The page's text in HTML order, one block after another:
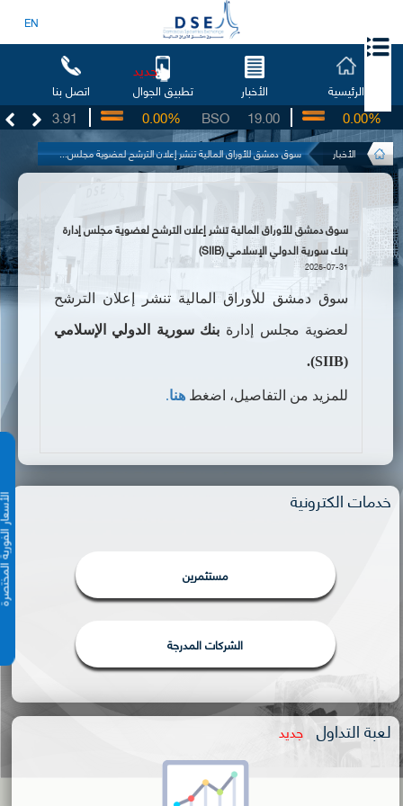
EN
الرئيسية الأخبار تطبيق الجوال
جديد
اتصل بنا
3.91 19.00
BSO
0.00% 0.00%
الأخبار سوق دمشق للأوراق المالية تنشر إعلان الترشح لعضوية مجلس...
الأسعار
سوق دمشق للأوراق المالية تنشر إعلان الترشح لعضوية مجلس إدارة
بنك سورية الدولي الإسلامي (SIIB)
2025-07-31
سوق دمشق للأوراق المالية تنشر إعلان الترشح
لعضوية مجلس إدارة بنك سورية الدولي الإسلامي
(
SIIB
).
للمزيد من التفاصيل، اضغط هنا.
خدمات الكترونية
مستثمرين
الشركات المدرجة
لعبة التداول جديد